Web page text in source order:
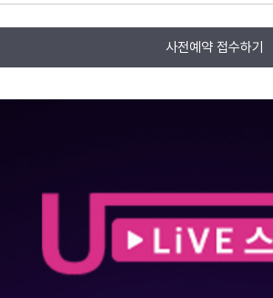
사전예약 접수하기